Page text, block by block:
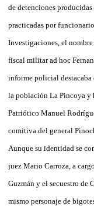
de detenciones
practicadas por
Investigaciones, el
fiscal militar ad hoc
informe policial destacaba
la población La Pincoya y
Patriótico Manuel
comitiva del general
Aunque su identidad se
juez Mario Carroza, a
Guzmán y el secuestro de
mismo personaje de